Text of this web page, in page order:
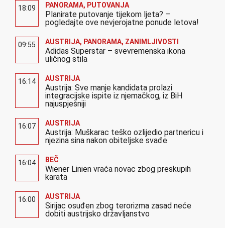
18:09 PANORAMA, PUTOVANJA
Planirate putovanje tijekom ljeta? –
pogledajte ove nevjerojatne ponude letova!
09:55 AUSTRIJA, PANORAMA, ZANIMLJIVOSTI
Adidas Superstar – svevremenska ikona
uličnog stila
16:14 AUSTRIJA
Austrija: Sve manje kandidata prolazi
integracijske ispite iz njemačkog, iz BiH
najuspješniji
16:07 AUSTRIJA
Austrija: Muškarac teško ozlijedio partnericu i
njezina sina nakon obiteljske svađe
16:04 BEČ
Wiener Linien vraća novac zbog preskupih
karata
16:00 AUSTRIJA
Sirijac osuđen zbog terorizma zasad neće
dobiti austrijsko državljanstvo